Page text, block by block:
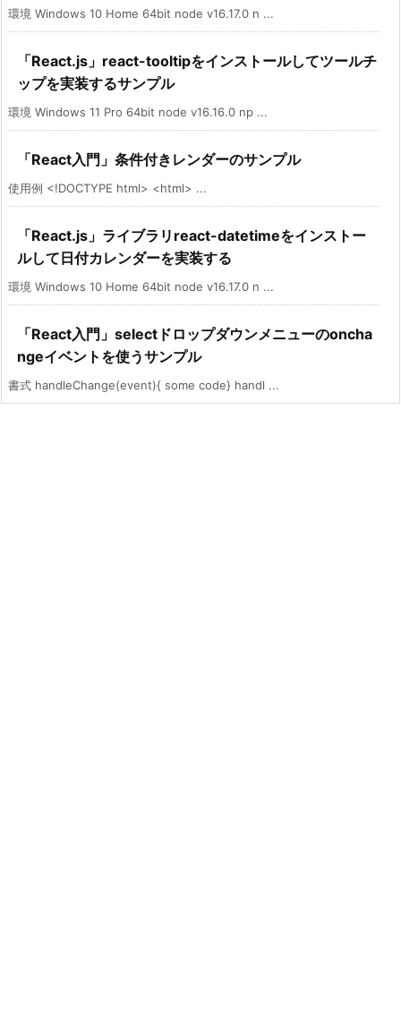
環境 Windows 10 Home 64bit node v16.17.0 n ...
「React.js」react-tooltipをインストールしてツールチ
ップを実装するサンプル
環境 Windows 11 Pro 64bit node v16.16.0 np ...
「React入門」条件付きレンダーのサンプル
使用例 <!DOCTYPE html> <html> ...
「React.js」ライブラリreact-datetimeをインストー
ルして日付カレンダーを実装する
環境 Windows 10 Home 64bit node v16.17.0 n ...
「React入門」selectドロップダウンメニューのoncha
ngeイベントを使うサンプル
書式 handleChange(event){ some code} handl ...